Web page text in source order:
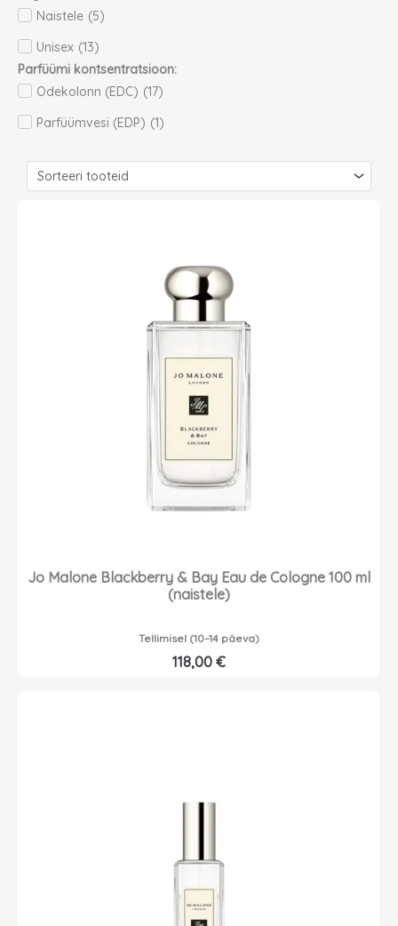
Naistele (5)
Unisex (13)
Parfüümi kontsentratsioon:
Odekolonn (EDC) (17)
Parfüümvesi (EDP) (1)
Jo Malone Blackberry & Bay Eau de Cologne 100 ml
(naistele)
Tellimisel (10–14 päeva)
118,00 €